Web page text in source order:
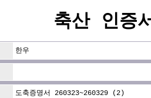
축산 인증
한우
도축증명서 260323~260329 (2)